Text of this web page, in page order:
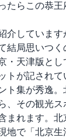
たらこの恭
介していま
結局思いつく
・天津版と
トが記されて
ト集が秀逸。
、その観光ス
まれます。
地で「北京生